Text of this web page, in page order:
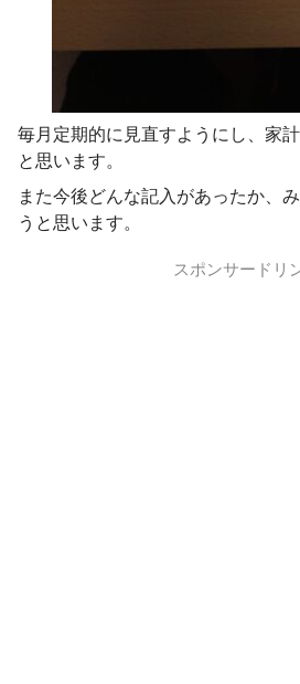
毎月定期的に見直すようにし、家
と思います。
また今後どんな記入があったか、
うと思います。
スポンサードリ